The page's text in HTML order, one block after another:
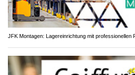
JFK Montagen: Lagereinrichtung mit professionellen